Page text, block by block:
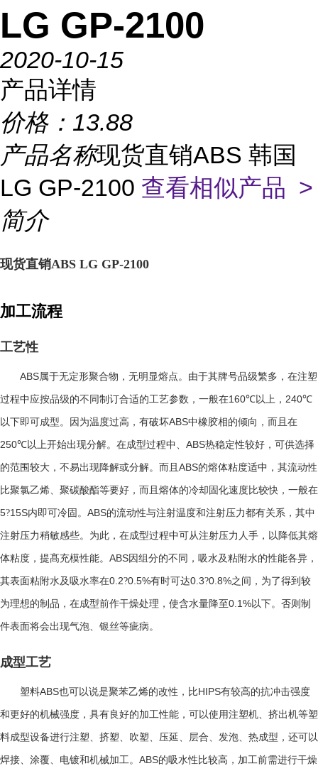
LG GP-2100
2020-10-15
产品详情
价格： 13.88
产品名称现货直销ABS 韩国
LG GP-2100 查看相似产品 >
简介
现货直销ABS LG GP-2100
加工流程
工艺性
ABS属于无定形聚合物，无明显熔点。由于其牌号品级繁多，在注塑
过程中应按品级的不同制订合适的工艺参数，一般在160℃以上， 240℃
以下即可成型。因为温度过高，有破坏ABS中橡胶相的倾向，而且在
250℃以上开始出现分解。在成型过程中、 ABS热稳定性较好，可供选择
的范围较大，不易出现降解或分解。而且 ABS的熔体粘度适中，其流动性
比聚氯乙烯、聚碳酸酯等要好，而且熔体的冷却固化速度比较快，一般在
5?15S内即可冷固。 ABS的流动性与注射温度和注射压力都有关系，其中
注射压力稍敏感些。为此，在成型过程中可从注射压力人手，以降低其熔
体粘度，提髙充模性能。 ABS因组分的不同，吸水及粘附水的性能各异，
其表面粘附水及吸水率在0.2?0.5%有时可达0.3?0.8%之间，为了得到较
为理想的制品，在成型前作干燥处理，使含水量降至0.1%以下。否则制
件表面将会出现气泡、银丝等疵病。
成型工艺
塑料ABS也可以说是聚苯乙烯的改性，比HIPS有较高的抗冲击强度
和更好的机械强度，具有良好的加工性能，可以使用注塑机、挤出机等塑
料成型设备进行注塑、挤塑、吹塑、压延、层合、发泡、热成型，还可以
焊接、涂覆、电镀和机械加工。 ABS的吸水性比较高，加工前需进行干燥